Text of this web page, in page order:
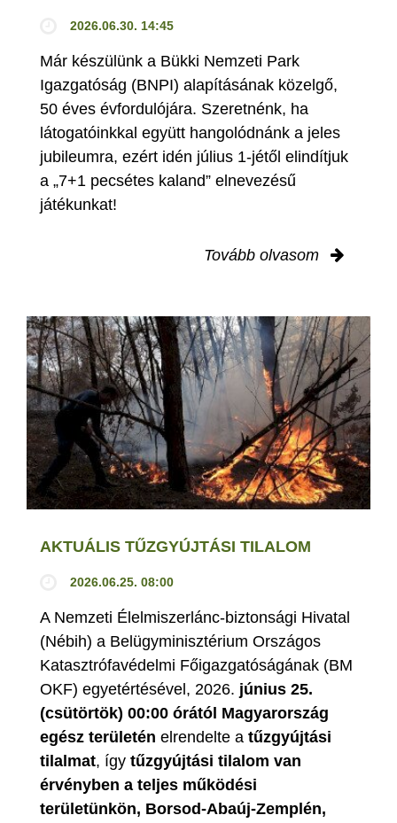
2026.06.30. 14:45
Már készülünk a Bükki Nemzeti Park
Igazgatóság (BNPI) alapításának közelgő,
50 éves évfordulójára. Szeretnénk, ha
látogatóinkkal együtt hangolódnánk a jeles
jubileumra, ezért idén július 1-jétől elindítjuk
a „7+1 pecsétes kaland” elnevezésű
játékunkat!
Tovább olvasom
AKTUÁLIS TŰZGYÚJTÁSI TILALOM
2026.06.25. 08:00
A Nemzeti Élelmiszerlánc-biztonsági Hivatal
(Nébih) a Belügyminisztérium Országos
Katasztrófavédelmi Főigazgatóságának (BM
OKF) egyetértésével, 2026. június 25.
(csütörtök) 00:00 órától Magyarország
egész területén elrendelte a tűzgyújtási
tilalmat, így tűzgyújtási tilalom van
érvényben a teljes működési
területünkön, Borsod-Abaúj-Zemplén,